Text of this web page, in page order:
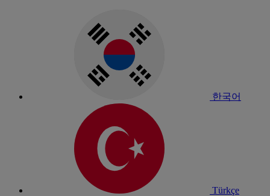
한국어
Türkçe